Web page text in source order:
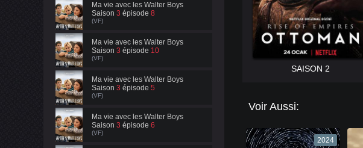
Ma vie avec les Walter Boys
Saison 3 épisode 8
(VF)
Ma vie avec les Walter Boys
Saison 3 épisode 10
(VF)
Ma vie avec les Walter Boys
Saison 3 épisode 5
(VF)
Ma vie avec les Walter Boys
Saison 3 épisode 6
(VF)
SAISON 2
Voir Aussi:
2024